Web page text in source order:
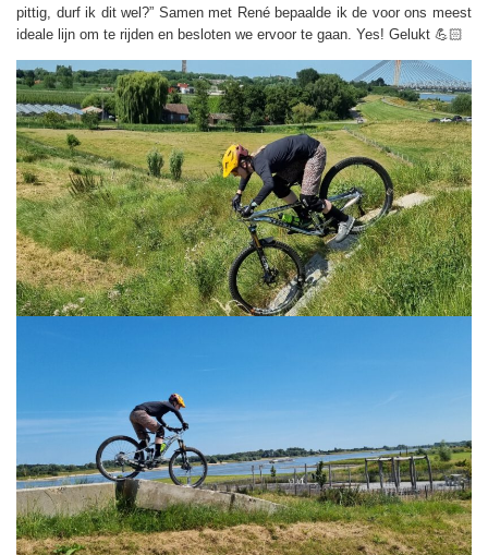
pittig, durf ik dit wel?” Samen met René bepaalde ik de voor ons meest
ideale lijn om te rijden en besloten we ervoor te gaan. Yes! Gelukt 💪🏻